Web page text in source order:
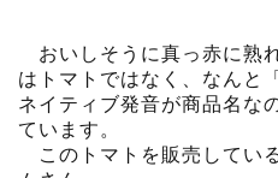
おいしそうに真っ赤に熟
はトマトではなく、なんと
ネイティブ発音が商品名な
ています。
このトマトを販売してい